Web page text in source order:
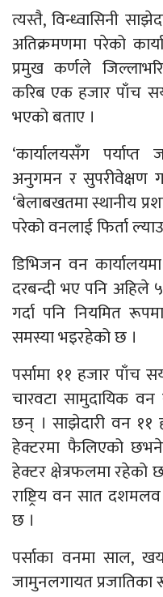
त्यस्तै, विन्ध्वासिनी
अतिक्रमणमा परेको
प्रमुख कर्णले
करिब एक हजार पाँच
भएको बताए ।
‘कार्यालयसँग
अनुगमन र सुपरीवेक्षण
‘बेलाबखतमा स्थानीय
परेको वनलाई फिर्ता
डिभिजन वन
दरबन्दी भए पनि अहिले
गर्दा पनि नियमित
समस्या भइरहेको छ ।
पर्सामा ११ हजार पाँच
चारवटा सामुदायिक
छन् । साझेदारी वन
हेक्टरमा फैलिएको
हेक्टर क्षेत्रफलमा
राष्ट्रिय वन सात
छ ।
पर्साका वनमा साल,
जामुनलगायत